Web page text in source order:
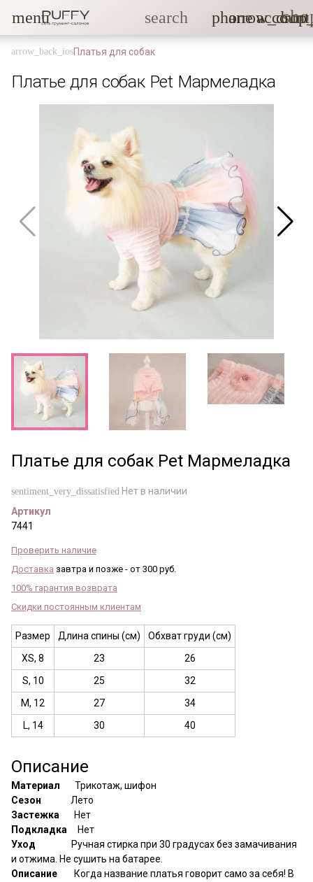
menu search phone
Платья для собак
Платье для собак Pet Мармеладка
Платье для собак Pet Мармеладка
sentiment_very_dissatisfied Нет в наличии
Артикул
7441
Проверить наличие
Доставка завтра и позже - от 300 руб.
100% гарантия возврата
Скидки постоянным клиентам
Размер Длина спины (см)
Обхват груди (см)
XS, 8
23
26
S, 10
25
32
M, 12
27
34
L, 14
30 40
Описание
Материал Трикотаж, шифон
Сезон Лето
Застежка
Нет
Подкладка
Нет
Уход
Ручная стирка при 30 градусах без замачивания
и отжима. Не сушить на батарее.
Описание
Когда название платья говорит само за себя! В